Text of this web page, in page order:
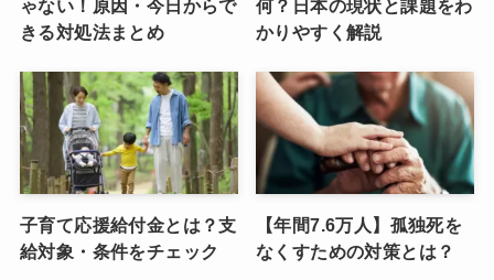
ゃない！原因・今日からで
きる対処法まとめ
何？日本の現状と課題をわ
かりやすく解説
子育て応援給付金とは？支
給対象・条件をチェック
【年間7.6万人】孤独死を
なくすための対策とは？